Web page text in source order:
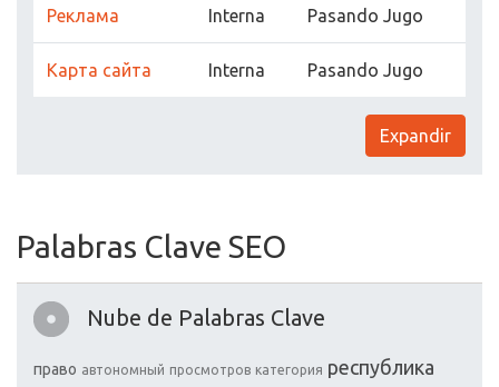
Реклама Interna Pasando Jugo
Карта сайта Interna Pasando Jugo
Expandir
Palabras Clave SEO
Nube de Palabras Clave
право автономный просмотров категория республика